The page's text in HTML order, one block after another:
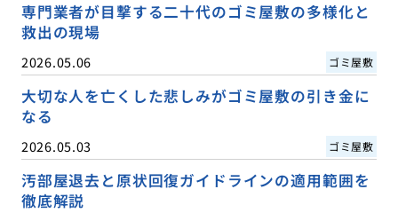
専門業者が目撃する二十代のゴミ屋敷の多様化と
救出の現場
2026.05.06 ゴミ屋敷
大切な人を亡くした悲しみがゴミ屋敷の引き金に
なる
2026.05.03 ゴミ屋敷
汚部屋退去と原状回復ガイドラインの適用範囲を
徹底解説